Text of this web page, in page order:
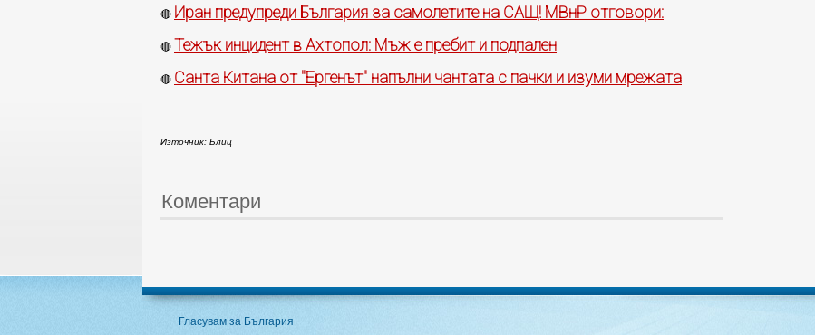
🔴 Иран предупреди България за самолетите на САЩ! МВнР отговори:
🔴 Тежък инцидент в Ахтопол: Мъж е пребит и подпален
🔴 Санта Китана от "Ергенът" напълни чантата с пачки и изуми мрежата
Източник: Блиц
Коментари
Гласувам за България